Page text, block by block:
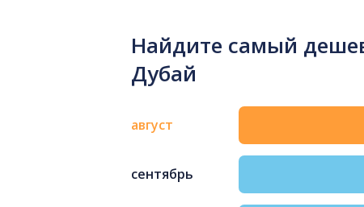
Найдите самый
Дубай
август
сентябрь